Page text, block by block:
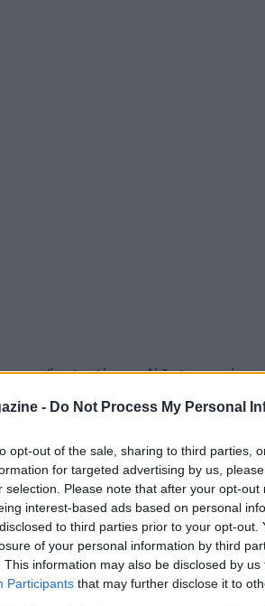
- Do Not Process My Personal
opt-out of the sale, sharing to third parties,
for targeted advertising by us,
selection. Please note that after your opt-
interest-based ads based on personal
to third parties prior to your opt-
of your personal information by third
This information may also be disclosed by
Participants that may further disclose it to
fantastica agli
Thiem e Andrey Rublev,
il torneo Atp di Lione per